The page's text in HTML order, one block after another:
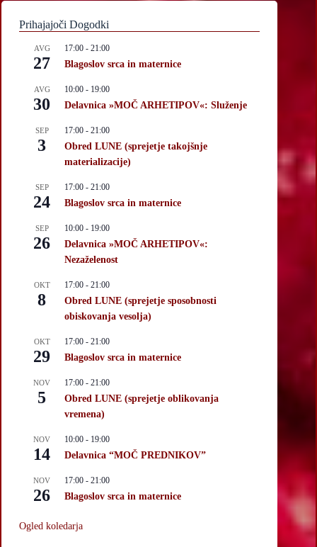
Prihajajoči Dogodki
AVG
27
17:00 - 21:00
Blagoslov srca in maternice
AVG
30
10:00 - 19:00
Delavnica »MOČ ARHETIPOV«: Služenje
SEP
3
17:00 - 21:00
Obred LUNE (sprejetje takojšnje
materializacije)
SEP
24
17:00 - 21:00
Blagoslov srca in maternice
SEP
26
10:00 - 19:00
Delavnica »MOČ ARHETIPOV«:
Nezaželenost
OKT
8
17:00 - 21:00
Obred LUNE (sprejetje sposobnosti
obiskovanja vesolja)
OKT
29
17:00 - 21:00
Blagoslov srca in maternice
NOV
5
17:00 - 21:00
Obred LUNE (sprejetje oblikovanja
vremena)
NOV
14
10:00 - 19:00
Delavnica “MOČ PREDNIKOV”
NOV
26
17:00 - 21:00
Blagoslov srca in maternice
Ogled koledarja